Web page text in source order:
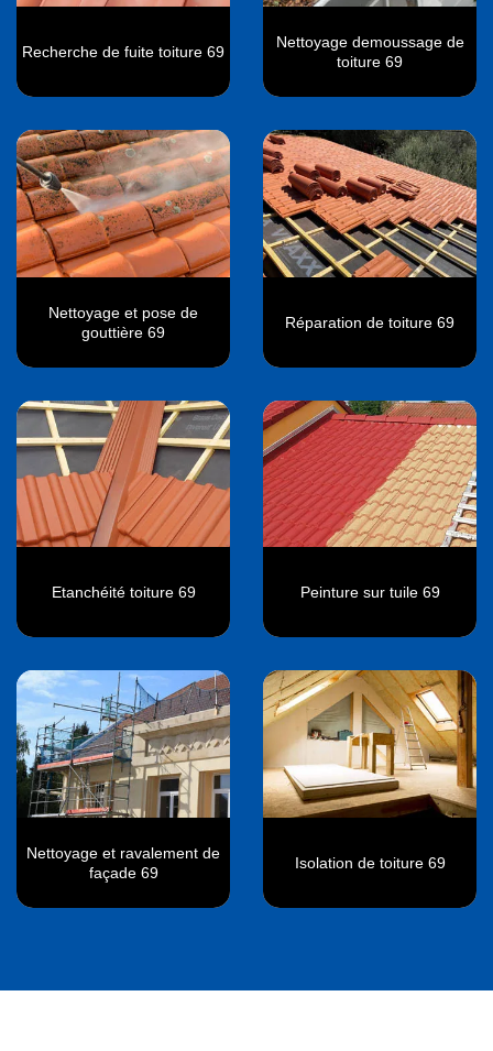
Recherche de fuite toiture 69
Nettoyage demoussage de
toiture 69
Nettoyage et pose de
gouttière 69
Réparation de toiture 69
Etanchéité toiture 69 Peinture sur tuile 69
Nettoyage et ravalement de
façade 69
Isolation de toiture 69